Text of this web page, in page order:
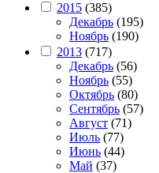
2015 (385)
Декабрь (195)
Ноябрь (190)
2013 (717)
Декабрь (56)
Ноябрь (55)
Октябрь (80)
Сентябрь (57)
Август (71)
Июль (77)
Июнь (44)
Май (37)